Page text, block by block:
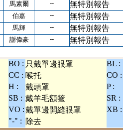
馬素爾 -- 無特別報告
伯嘉 -- 無特別報告
馬輝 -- 無特別報告
謝偉豪 -- 無特別報告
BO : 只戴單邊眼罩 BL :
CC : 喉托 CO :
H : 戴頭罩 P :
SB : 戴羊毛額箍 SR :
VO :戴單邊開縫眼罩 XB :
"-" : 除去